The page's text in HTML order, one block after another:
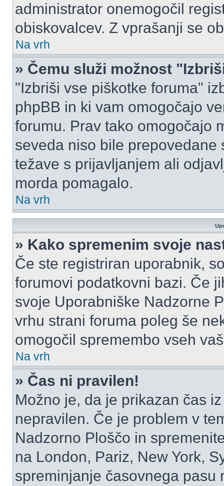
administrator onemogočil
obiskovalcev. Z vprašanji se
Na vrh
» Čemu služi možnost
"Izbriši vse piškotke foruma"
phpBB in ki vam omogočajo
forumu. Prav tako omogočajo
seveda niso bile
težave s prijavljanjem ali
morda pomagalo.
Na vrh
» Kako spremenim svoje
Če ste registriran uporabnik,
forumovi podatkovni bazi. Če
svoje Uporabniške Nadzorne
vrhu strani foruma poleg še
omogočil spremembo vseh
Na vrh
» Čas ni pravilen!
Možno je, da je prikazan čas
nepravilen. Če je problem v
Nadzorno Ploščo in
na London, Pariz, New York,
spreminjanje časovnega pasu